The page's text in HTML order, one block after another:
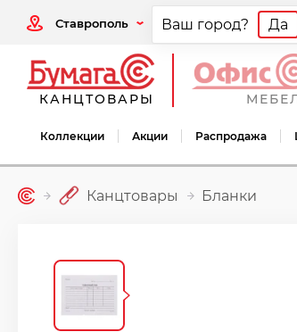
Ставрополь Ваш город? Да
КАНЦТОВАРЫ
Коллекции Акции Распродажа
Канцтовары Бланки